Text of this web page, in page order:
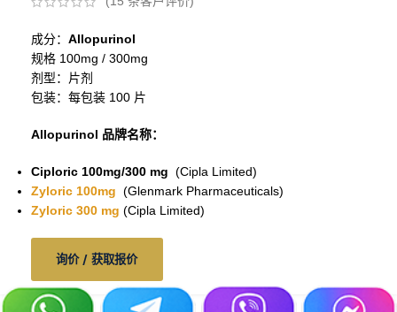
成分： Allopurinol
规格 100mg / 300mg
剂型：片剂
包装：每包装 100 片
Allopurinol 品牌名称：
Ciploric 100mg/300 mg (Cipla Limited)
Zyloric 100mg (Glenmark Pharmaceuticals)
Zyloric 300 mg (Cipla Limited)
询价 / 获取报价